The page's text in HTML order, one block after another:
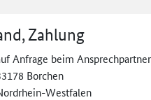
Zahlung
Anfrage beim Ansprechpartner
Borchen
Westfalen